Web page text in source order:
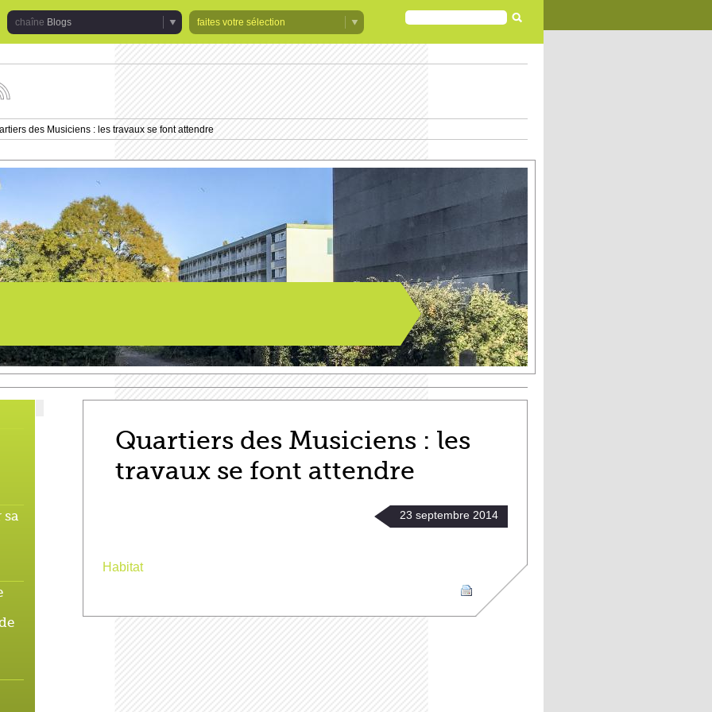
Blogs
faites votre sélection
FORMULAIRE
DE
RECHERCHE
des Musiciens : les travaux se font attendre
sa
Quartiers des Musiciens : les
travaux se font attendre
23 septembre 2014
Habitat